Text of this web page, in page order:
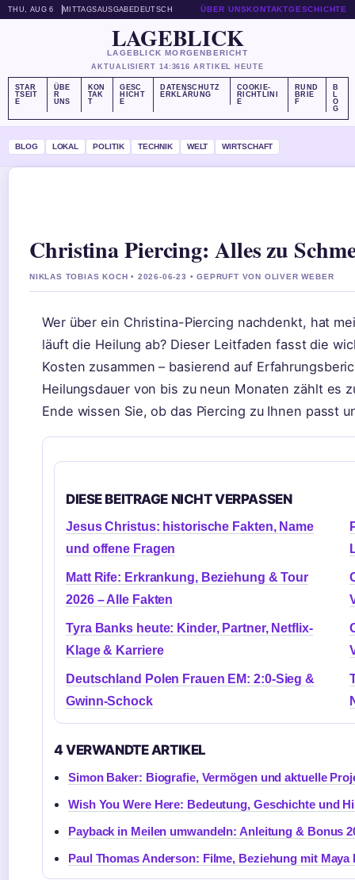
THU, AUG 6 MITTAGSAUSGABEDEUTSCH ÜBER UNSKONTAKTGESCHICHTE
LAGEBLICK
LAGEBLICK MORGENBERICHT
AKTUALISIERT 14:3616 ARTIKEL HEUTE
STAR
TSEIT
E
ÜBE
R
UNS
KON
TAK
T
GESC
HICHT
E
DATENSCHUTZ
ERKLÄRUNG
COOKIE-
RICHTLINI
E
RUND
BRIE
F
B
L
O
G
BLOG LOKAL POLITIK TECHNIK WELT WIRTSCHAFT
Christina Piercing: Alles zu
NIKLAS TOBIAS KOCH • 2026-06-23 • GEPRUFT VON OLIVER WEBER
Wer über ein Christina-Piercing nachdenkt, hat
läuft die Heilung ab? Dieser Leitfaden fasst die
Kosten zusammen – basierend auf
Heilungsdauer von bis zu neun Monaten zählt es
Ende wissen Sie, ob das Piercing zu Ihnen passt
DIESE BEITRAGE NICHT VERPASSEN
Jesus Christus: historische Fakten, Name
und offene Fragen
Matt Rife: Erkrankung, Beziehung & Tour
2026 – Alle Fakten
Tyra Banks heute: Kinder, Partner, Netflix-
Klage & Karriere
Deutschland Polen Frauen EM: 2:0-Sieg &
Gwinn-Schock
4 VERWANDTE ARTIKEL
Simon Baker: Biografie, Vermögen und aktuelle
Wish You Were Here: Bedeutung, Geschichte und
Payback in Meilen umwandeln: Anleitung & Bonus
Paul Thomas Anderson: Filme, Beziehung mit Maya